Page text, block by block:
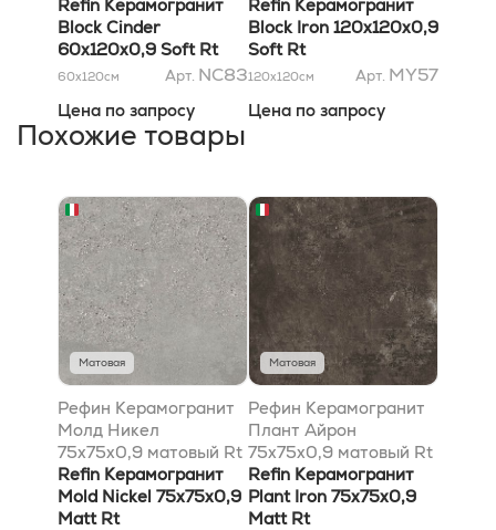
Refin Керамогранит
Block Cinder
60x120x0,9 Soft Rt
60x120см Арт. NC83
Цена по запросу
Refin Керамогранит
Block Iron 120x120x0,9
Soft Rt
120x120см Арт. MY57
Цена по запросу
Похожие товары
Матовая
Рефин Керамогранит
Молд Никел
75x75x0,9 матовый Rt
Refin Керамогранит
Mold Nickel 75x75x0,9
Matt Rt
Матовая
Рефин Керамогранит
Плант Айрон
75x75x0,9 матовый Rt
Refin Керамогранит
Plant Iron 75x75x0,9
Matt Rt